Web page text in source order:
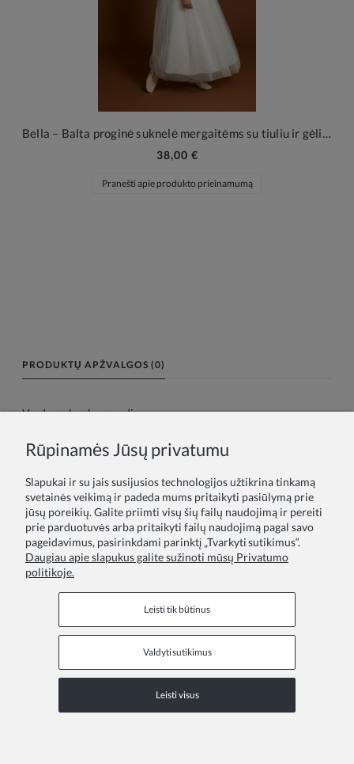
Bella – Balta proginė suknelė mergaitėms su tiuliu ir gėlių aplikacijomis
38,00 €
Pranešti apie produkto prieinamumą
PRODUKTŲ APŽVALGOS (0)
Vardas arba slapyvardis:
Rūpinamės Jūsų privatumu
Slapukai ir su jais susijusios technologijos užtikrina tinkamą
svetainės veikimą ir padeda mums pritaikyti pasiūlymą prie
jūsų poreikių. Galite priimti visų šių failų naudojimą ir pereiti
prie parduotuvės arba pritaikyti failų naudojimą pagal savo
pageidavimus, pasirinkdami parinktį „Tvarkyti sutikimus“.
Daugiau apie slapukus galite sužinoti mūsų Privatumo
politikoje.
Leisti tik būtinus
Valdyti sutikimus
Leisti visus